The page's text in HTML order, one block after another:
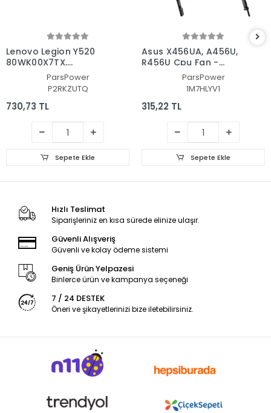
Lenovo Legion Y520
80WK00X7TX,
80WK010YTX Cpu Fan -
İşlemci Fanı
ParsPower
P2RKZUTQ
730,73 TL
Sepete Ekle
Asus X456UA, A456U,
R456U Cpu Fan -
İşlemci FanıParsPower
1M7HLYV1
315,22 TL
Sepete Ekle
Hızlı Teslimat
Siparişleriniz en kısa sürede elinize ulaşır.
Güvenli Alışveriş
Güvenli ve kolay ödeme sistemi
Geniş Ürün Yelpazesi
Binlerce ürün ve kampanya seçeneği
7 / 24 DESTEK
Öneri ve şikayetlerinizi bize iletebilirsiniz.